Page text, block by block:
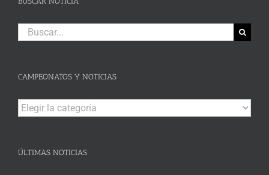
Buscar:
CAMPEONATOS Y NOTICIAS
Campeonatos
y
ÚLTIMAS NOTICIAS